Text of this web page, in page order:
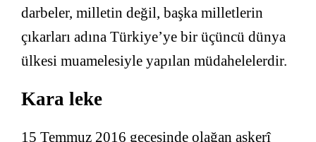
darbeler, milletin değil, başka milletlerin
çıkarları adına Türkiye’ye bir üçüncü dünya
ülkesi muamelesiyle yapılan müdahelelerdir.
Kara leke
15 Temmuz 2016 gecesinde olağan askerî